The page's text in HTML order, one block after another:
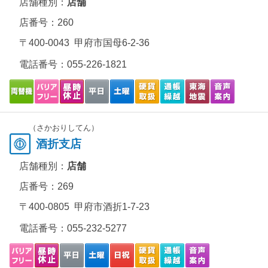
店舗種別： 店舗
店番号：260
〒400-0043 甲府市国母6-2-36
電話番号： 055-226-1821
（さかおりしてん）
酒折支店
店舗種別： 店舗
店番号：269
〒400-0805 甲府市酒折1-7-23
電話番号： 055-232-5277